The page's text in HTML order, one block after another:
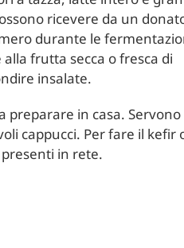
ricevere da un
durante le
frutta secca o fresca di
insalate.
preparare in casa. Servono
cappucci. Per fare il kefir
in rete.